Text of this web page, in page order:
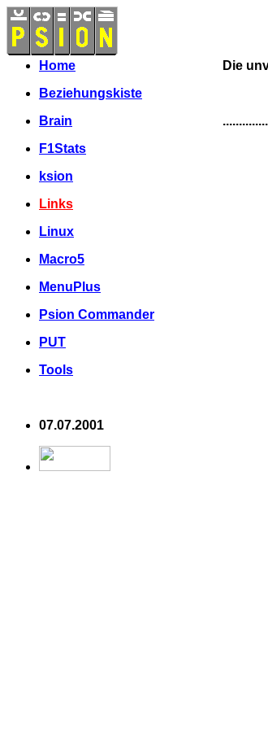
Home
Beziehungskiste
Brain
F1Stats
ksion
Links
Linux
Macro5
MenuPlus
Psion Commander
PUT
Tools
07.07.2001
Die